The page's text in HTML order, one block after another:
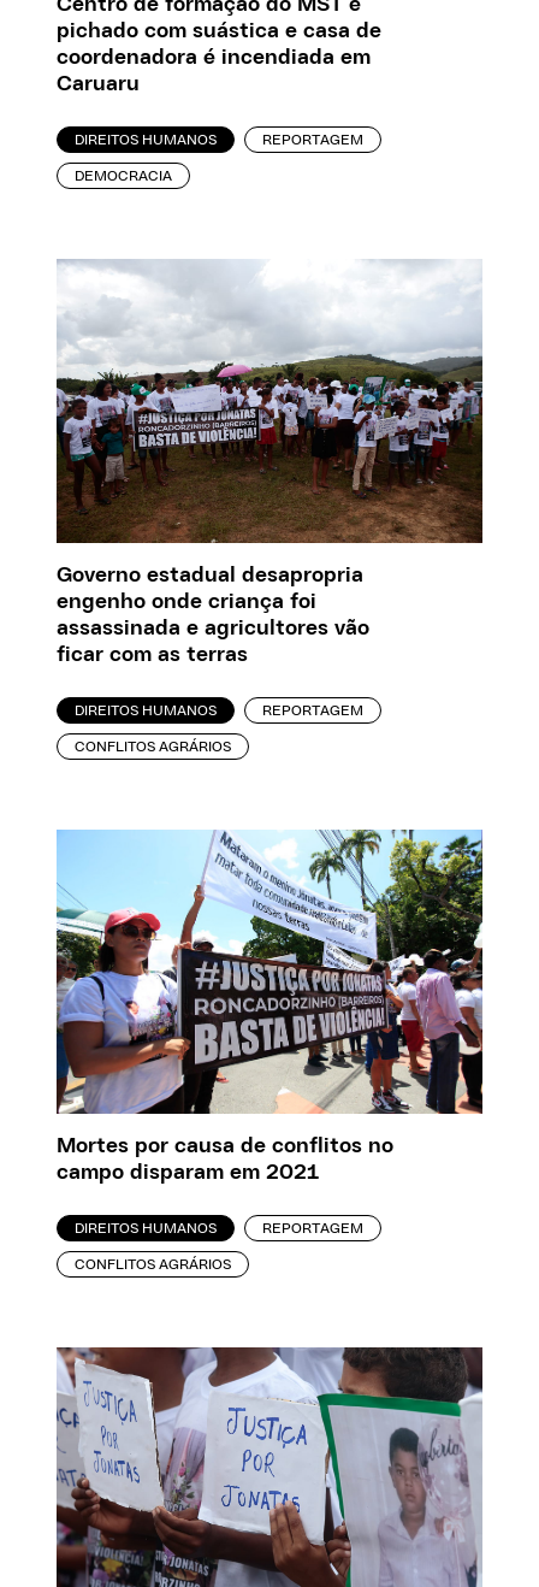
Centro de formação do MST é
pichado com suástica e casa de
coordenadora é incendiada em
Caruaru
DIREITOS HUMANOS REPORTAGEM
DEMOCRACIA
Governo estadual desapropria
engenho onde criança foi
assassinada e agricultores vão
ficar com as terras
DIREITOS HUMANOS REPORTAGEM
CONFLITOS AGRÁRIOS
Mortes por causa de conflitos no
campo disparam em 2021
DIREITOS HUMANOS REPORTAGEM
CONFLITOS AGRÁRIOS